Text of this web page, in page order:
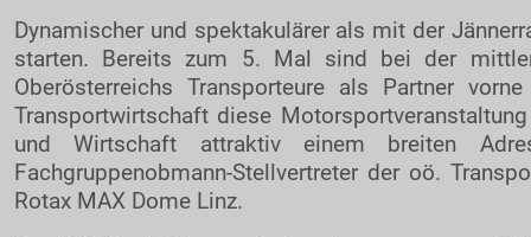
Dynamischer und spektakulärer als mit der
starten. Bereits zum 5. Mal sind bei der
Oberösterreichs Transporteure als Partner
Transportwirtschaft diese
und Wirtschaft attraktiv einem breiten
Fachgruppenobmann-Stellvertreter der oö.
Rotax MAX Dome Linz.